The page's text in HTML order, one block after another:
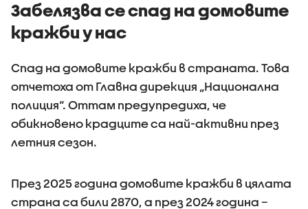
Забелязва се спад на домовите
кражби у нас
Спад на домовите кражби в страната. Това
отчетоха от Главна дирекция „Национална
полиция“. Оттам предупредиха, че
обикновено крадците са най-активни през
летния сезон.
През 2025 година домовите кражби в цялата
страна са били 2870, а през 2024 година –